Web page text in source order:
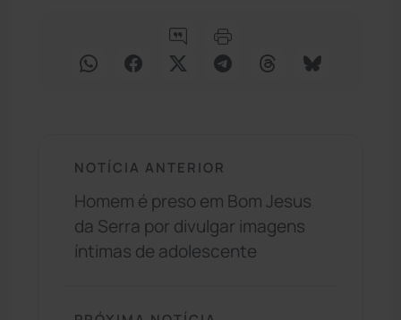
NOTÍCIA ANTERIOR
Homem é preso em Bom Jesus
da Serra por divulgar imagens
íntimas de adolescente